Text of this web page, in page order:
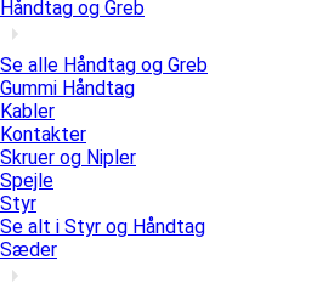
Håndtag og Greb
Se alle Håndtag og Greb
Gummi Håndtag
Kabler
Kontakter
Skruer og Nipler
Spejle
Styr
Se alt i Styr og Håndtag
Sæder